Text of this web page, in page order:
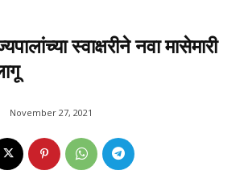
स्वाक्षरीने नवा मासेमारी
November 27, 2021